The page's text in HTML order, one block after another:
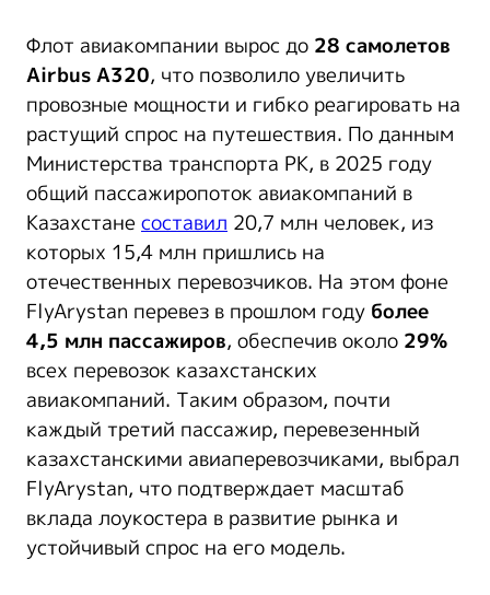
Флот авиакомпании вырос до 28 самолетов
Airbus A320, что позволило увеличить
провозные мощности и гибко реагировать на
растущий спрос на путешествия. По данным
Министерства транспорта РК, в 2025 году
общий пассажиропоток авиакомпаний в
Казахстане составил 20,7 млн человек, из
которых 15,4 млн пришлись на
отечественных перевозчиков. На этом фоне
FlyArystan перевез в прошлом году более
4,5 млн пассажиров, обеспечив около 29%
всех перевозок казахстанских
авиакомпаний. Таким образом, почти
каждый третий пассажир, перевезенный
казахстанскими авиаперевозчиками, выбрал
FlyArystan, что подтверждает масштаб
вклада лоукостера в развитие рынка и
устойчивый спрос на его модель.